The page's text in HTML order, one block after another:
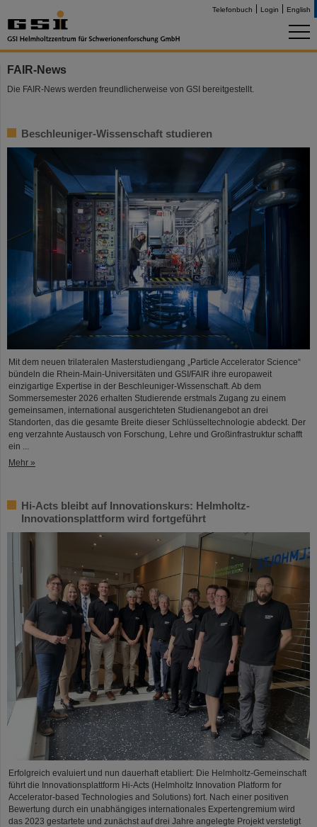
Telefonbuch Login English
FAIR-News
Die FAIR-News werden freundlicherweise von GSI bereitgestellt.
Beschleuniger-Wissenschaft studieren
Mit dem neuen trilateralen Masterstudiengang „Particle Accelerator Science“
bündeln die Rhein-Main-Universitäten und GSI/FAIR ihre europaweit
einzigartige Expertise in der Beschleuniger-Wissenschaft. Ab dem
Sommersemester 2026 erhalten Studierende erstmals Zugang zu einem
gemeinsamen, international ausgerichteten Studienangebot an drei
Standorten, das die gesamte Breite dieser Schlüsseltechnologie abdeckt. Der
eng verzahnte Austausch von Forschung, Lehre und Großinfrastruktur schafft
ein ...
Mehr »
Hi-Acts bleibt auf Innovationskurs: Helmholtz-
Innovationsplattform wird fortgeführt
Erfolgreich evaluiert und nun dauerhaft etabliert: Die Helmholtz-Gemeinschaft
führt die Innovationsplattform Hi-Acts (Helmholtz Innovation Platform for
Accelerator-based Technologies and Solutions) fort. Nach einer positiven
Bewertung durch ein unabhängiges internationales Expertengremium wird
das 2023 gestartete und zunächst auf drei Jahre angelegte Projekt verstetigt